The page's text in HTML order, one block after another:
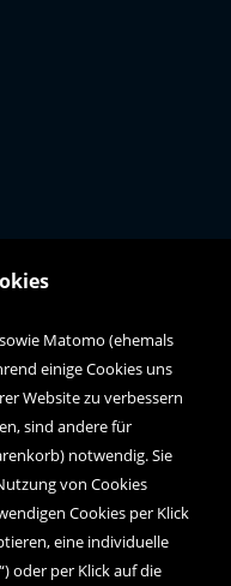
Matomo (ehemals
einige Cookies uns
Website zu verbessern
sind andere für
notwendig. Sie
von Cookies
Cookies per Klick
eine individuelle
oder per Klick auf die